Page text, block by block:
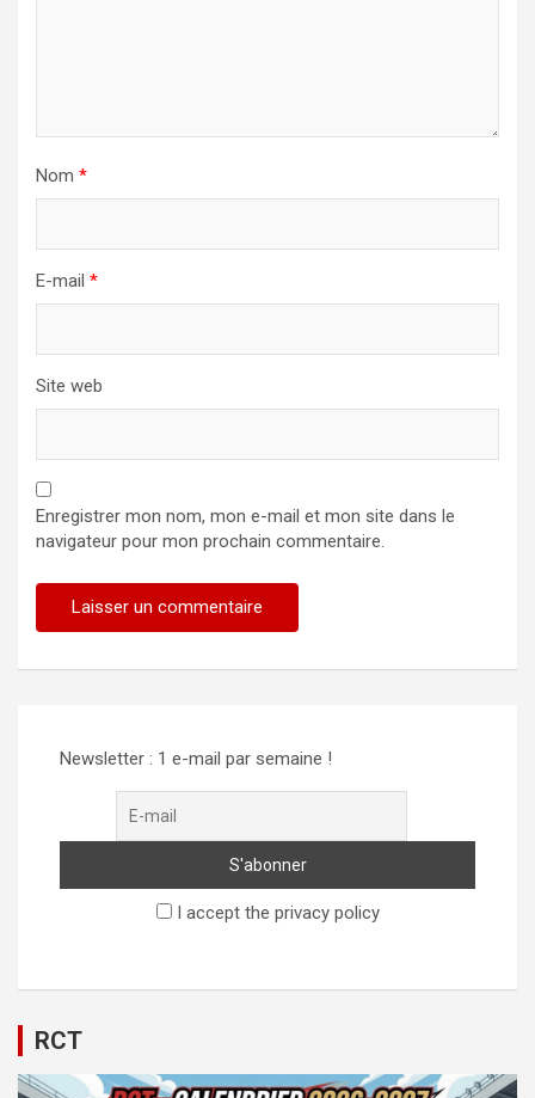
Nom *
E-mail *
Site web
Enregistrer mon nom, mon e-mail et mon site dans le
navigateur pour mon prochain commentaire.
Newsletter : 1 e-mail par semaine !
I accept the privacy policy
RCT